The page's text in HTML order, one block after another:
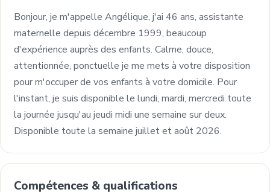
Bonjour, je m'appelle Angélique, j'ai 46 ans, assistante
maternelle depuis décembre 1999, beaucoup
d'expérience auprès des enfants. Calme, douce,
attentionnée, ponctuelle je me mets à votre disposition
pour m'occuper de vos enfants à votre domicile. Pour
l'instant, je suis disponible le lundi, mardi, mercredi toute
la journée jusqu'au jeudi midi une semaine sur deux.
Disponible toute la semaine juillet et août 2026.
Compétences & qualifications